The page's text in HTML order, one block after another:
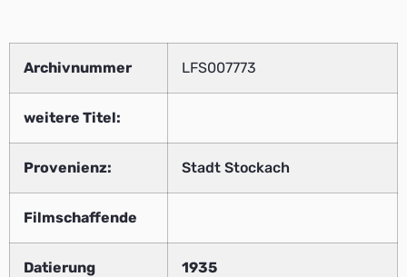
Archivnummer LFS007773
weitere Titel:
Provenienz: Stadt Stockach
Filmschaffende
Datierung 1935